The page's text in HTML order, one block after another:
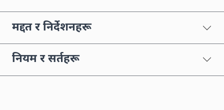
मद्दत र निर्देशनहरू
नियम र सर्तहरू